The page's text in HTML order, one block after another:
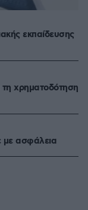
εκπαίδευσης
χρηματοδότηση
με ασφάλεια